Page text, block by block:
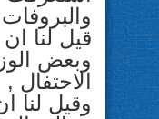
قيل لنا
وبعض
الاحتفال
وقيل لنا